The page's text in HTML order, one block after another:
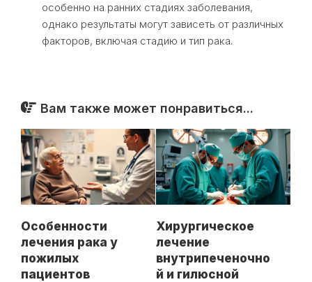
особенно на ранних стадиях заболевания,
однако результаты могут зависеть от различных
факторов, включая стадию и тип рака.
Вам также может понравиться...
Особенности
лечения рака у
пожилых
пациентов
Хирургическое
лечение
внутрипеченочно
й и гилюсной